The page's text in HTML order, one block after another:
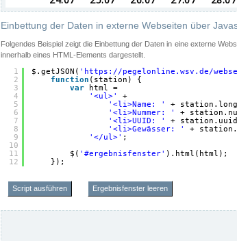
Einbettung der Daten in externe Webseiten über
Folgendes Beispiel zeigt die Einbettung der Daten in eine externe
innerhalb eines HTML-Elements dargestellt.
1
2
3
4
5
6
7
8
9
10
11
12
$.getJSON( ' https://pegelonline.wsv.de/
function (station) {
var
html =
'<ul>'
+
'<li>Name: '
+
'<li>Nummer: '
+
'<li>UUID: '
+
'<li>Gewässer: '
+
'</ul>' ;
$( '#ergebnisfenster' ).html(html);
});
Script ausführen Ergebnisfenster leeren